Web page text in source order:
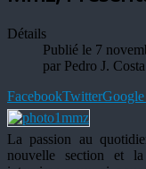
Détails
Publié le 7
par Pedro J. Costa
FacebookTwitter
La passion au
nouvelle section et